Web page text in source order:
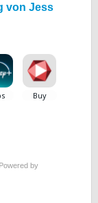
von Jess
Powered by